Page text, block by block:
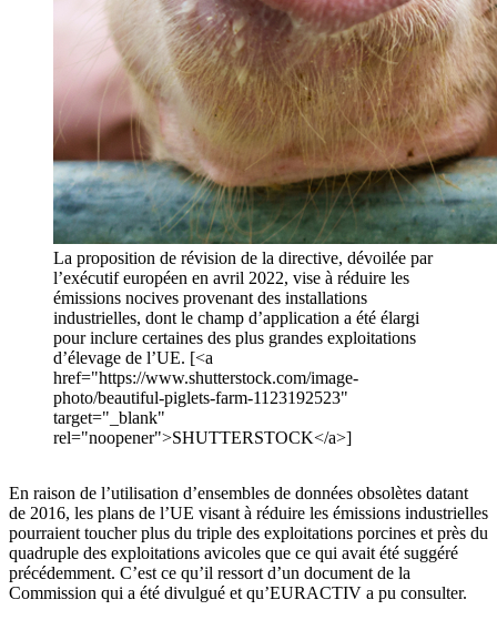
La proposition de révision de la directive, dévoilée par
l’exécutif européen en avril 2022, vise à réduire les
émissions nocives provenant des installations
industrielles, dont le champ d’application a été élargi
pour inclure certaines des plus grandes exploitations
d’élevage de l’UE. [<a
href="https://www.shutterstock.com/image-
photo/beautiful-piglets-farm-1123192523"
target="_blank"
rel="noopener">SHUTTERSTOCK</a>]
En raison de l’utilisation d’ensembles de données obsolètes datant
de 2016, les plans de l’UE visant à réduire les émissions industrielles
pourraient toucher plus du triple des exploitations porcines et près du
quadruple des exploitations avicoles que ce qui avait été suggéré
précédemment. C’est ce qu’il ressort d’un document de la
Commission qui a été divulgué et qu’EURACTIV a pu consulter.